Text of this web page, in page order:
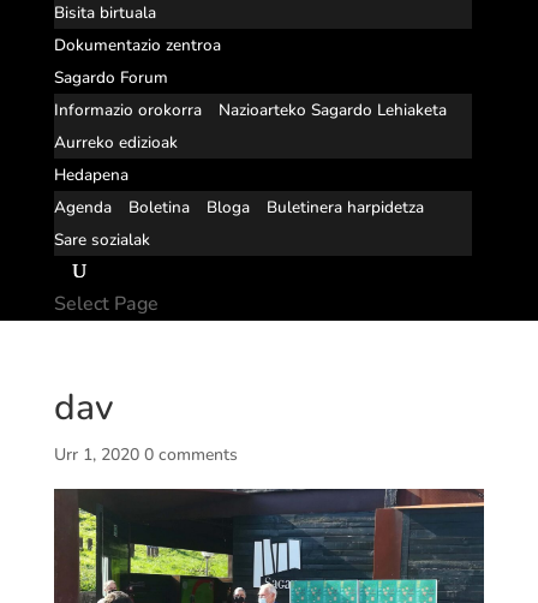
Bisita birtuala
Dokumentazio zentroa
Sagardo Forum
Informazio orokorra
Nazioarteko Sagardo Lehiaketa
Aurreko edizioak
Hedapena
Agenda
Boletina Bloga
Buletinera harpidetza
Sare sozialak
Select Page
dav
Urr 1, 2020 0 comments